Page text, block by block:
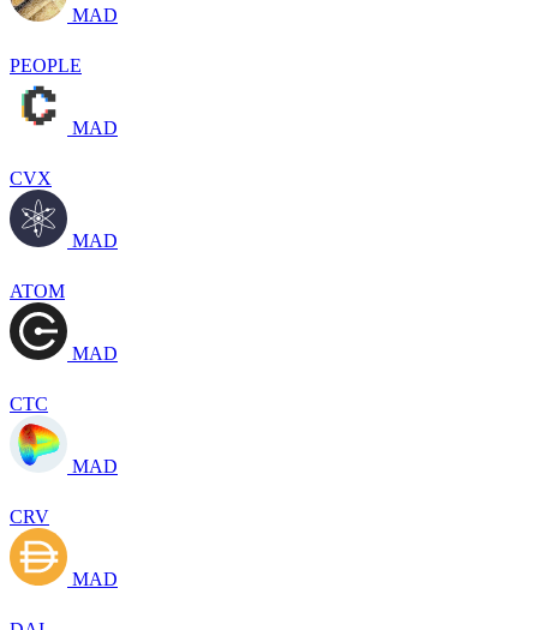
MAD
PEOPLE
MAD
CVX
MAD
ATOM
MAD
CTC
MAD
CRV
MAD